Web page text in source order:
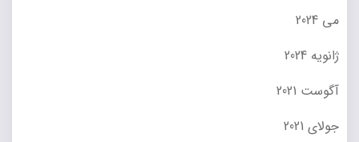
می 2024
ژانویه 2024
آگوست 2021
جولای 2021